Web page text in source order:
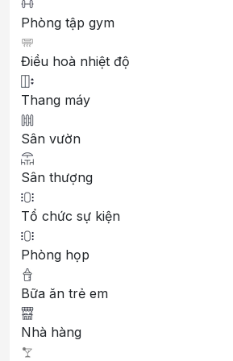
Phòng tập gym
Điều hoà nhiệt độ
Thang máy
Sân vườn
Sân thượng
Tổ chức sự kiện
Phòng họp
Bữa ăn trẻ em
Nhà hàng